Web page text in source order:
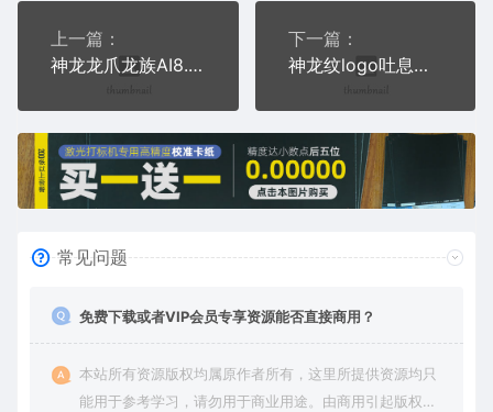
上一篇：
神龙龙爪龙族AI8.0格式激光打标文件通用矢量图
下一篇：
神龙纹logo吐息龙族AI8.0格式激光打标文件通用矢量图
常见问题
免费下载或者VIP会员专享资源能否直接商用？
本站所有资源版权均属原作者所有，这里所提供资源均只
能用于参考学习，请勿用于商业用途。由商用引起版权纠